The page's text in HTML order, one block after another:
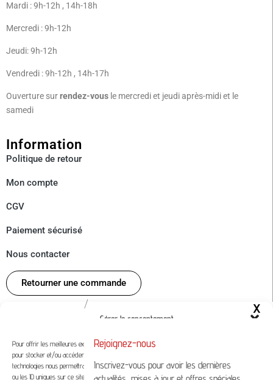
Gérer le consentement
Pour offrir les meilleures expériences, nous utilisons des technologies telles que les cookies
pour stocker et/ou accéder aux informations des appareils. Le fait de consentir à ces
technologies nous permettra de traiter des données telles que le comportement de navigation
ou les ID uniques sur ce site. Le fait de ne pas consentir ou de retirer son consentement peut
Mardi : 9h-12h , 14h-18h
Mercredi : 9h-12h
Jeudi: 9h-12h
Vendredi : 9h-12h , 14h-17h
Ouverture surrendez-vous le mercredi et jeudi après-midi et le
samedi
Information
Politique de retour
Mon compte
CGV
Paiement sécurisé
Nous contacter
Retourner une commande
Noubliez pas la newsletter de Nadia
/
Rejoignez-nous
Inscrivez-vous pour avoir les dernières